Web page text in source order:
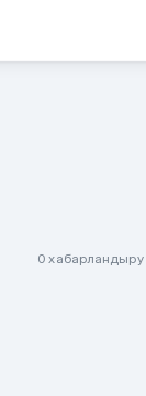
0 хабарландыру